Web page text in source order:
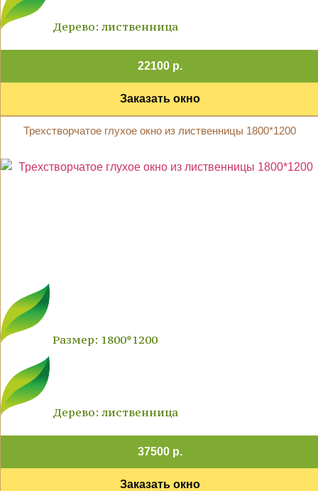
Дерево: лиственница
22100 р.
Заказать окно
Трехстворчатое глухое окно из лиственницы 1800*1200
Размер: 1800*1200
Дерево: лиственница
37500 р.
Заказать окно